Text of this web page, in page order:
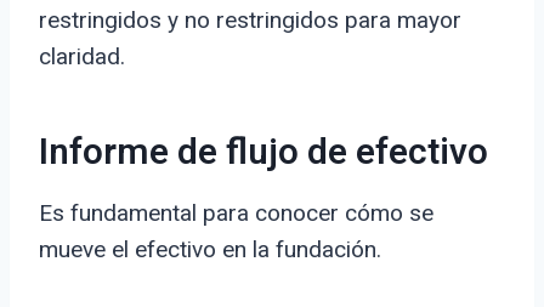
restringidos y no restringidos para mayor
claridad.
Informe de flujo de efectivo
Es fundamental para conocer cómo se
mueve el efectivo en la fundación.